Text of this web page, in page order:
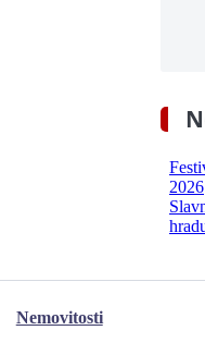
2026
Nemovitosti